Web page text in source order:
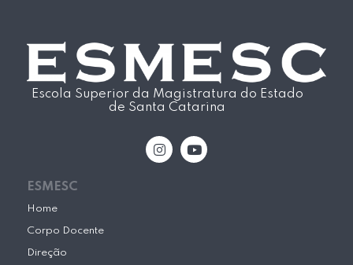
Escola Superior da Magistratura do Estado
de Santa Catarina
I
n
Y
o
ESMESC
Home
Corpo Docente
Direção